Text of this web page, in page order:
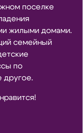
поселке
жилыми домами.
семейный
по
другое.